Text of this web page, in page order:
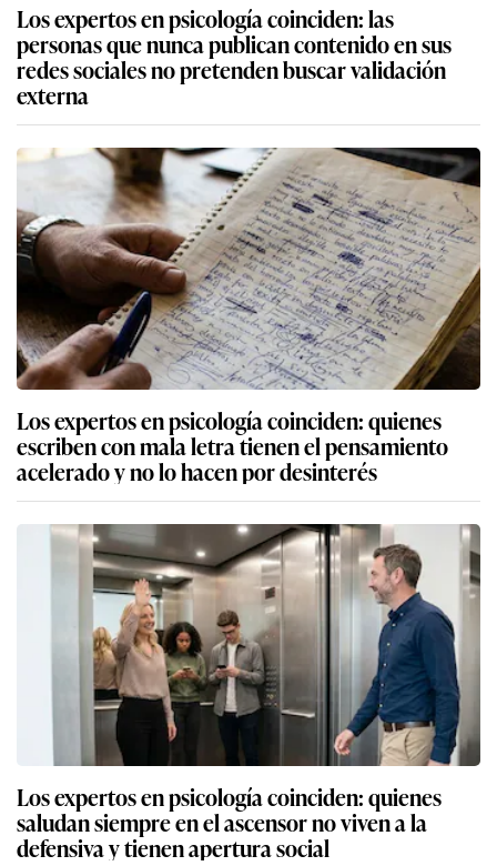
Los expertos en psicología coinciden: las
personas que nunca publican contenido en sus
redes sociales no pretenden buscar validación
externa
Los expertos en psicología coinciden: quienes
escriben con mala letra tienen el pensamiento
acelerado y no lo hacen por desinterés
Los expertos en psicología coinciden: quienes
saludan siempre en el ascensor no viven a la
defensiva y tienen apertura social